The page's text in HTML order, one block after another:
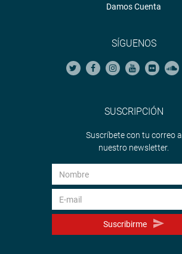
Damos Cuenta
SÍGUENOS
SUSCRIPCIÓN
Suscríbete con tu correo a
nuestro newsletter.
Suscribirme